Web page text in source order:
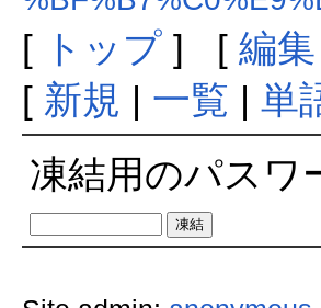
[ トップ] [ 編集
[ 新規 | 一覧 | 単
凍結用のパスワ